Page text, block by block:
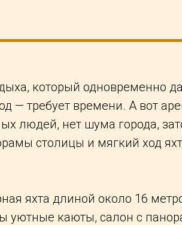
который одновременно
— требует времени. А вот
людей, нет шума города,
столицы и мягкий ход
яхта длиной около 16
уютные каюты, салон с